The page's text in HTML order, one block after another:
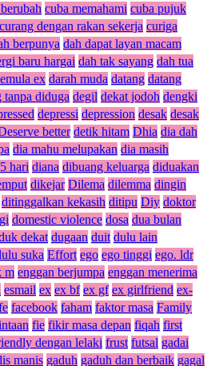
cuba memahami cuba pujuk
curang dengan rakan sekerja curiga
berpunya dah dapat layan macam
baru hargai dah tak sayang dah tua
ex darah muda datang datang
tanpa diduga degil dekat jodoh dengki
depressi depression desak desak
better detik hitam Dhia dia dah
dia mahu melupakan dia masih
hari diana dibuang keluarga diduakan
dikejar Dilema dilemma dingin
ditinggalkan kekasih ditipu Diy doktor
domestic violence dosa dua bulan
dekat dugaan duit dulu lain
suka Effort ego ego tinggi ego. ldr
m enggan berjumpa enggan menerima
esmail ex ex bf ex gf ex girlfriend ex-
facebook faham faktor masa Family
fie fikir masa depan fiqah first
dengan lelaki frust futsal gadai
manis gaduh gaduh dan berbaik gagal